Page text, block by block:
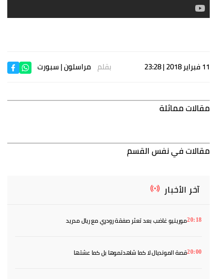
11 فبراير 2018 | 23:28 بقلم مراسلون| سبورت
مقالات مماثلة
مقالات في نفس القسم
آخر الأخبار
20:18مورينيو غاضب بعد تعثر صفقة رودري مع ريال مدريد
20:00قصة المونديال لا كما شاهدتموها بل كما عشتها